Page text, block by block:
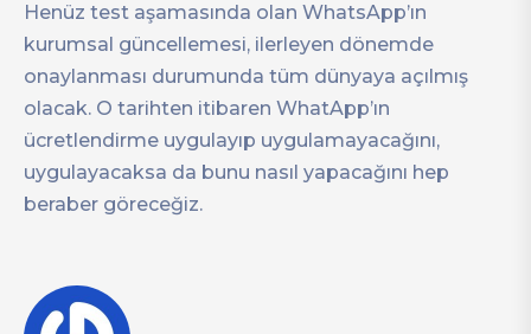
Henüz test aşamasında olan WhatsApp’ın
kurumsal güncellemesi, ilerleyen dönemde
onaylanması durumunda tüm dünyaya açılmış
olacak. O tarihten itibaren WhatApp’ın
ücretlendirme uygulayıp uygulamayacağını,
uygulayacaksa da bunu nasıl yapacağını hep
beraber göreceğiz.